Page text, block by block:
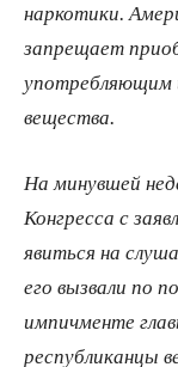
наркотики.
запрещает
употребляющим
вещества.
На минувшей
Конгресса с
явиться на
его вызвали по
импичменте
республиканцы